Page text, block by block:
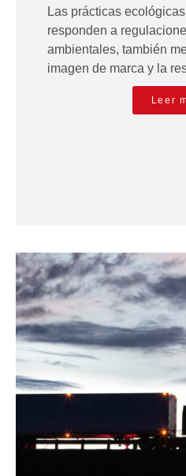
Las prácticas
responden a
ambientales, también
imagen de marca y la
Leer